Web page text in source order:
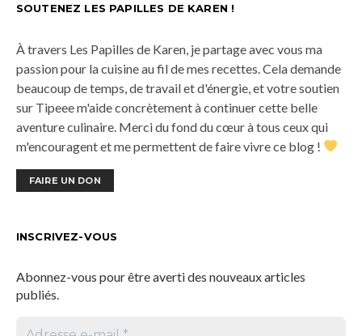
SOUTENEZ LES PAPILLES DE KAREN !
À travers Les Papilles de Karen, je partage avec vous ma
passion pour la cuisine au fil de mes recettes. Cela demande
beaucoup de temps, de travail et d'énergie, et votre soutien
sur Tipeee m'aide concrètement à continuer cette belle
aventure culinaire. Merci du fond du cœur à tous ceux qui
m'encouragent et me permettent de faire vivre ce blog !
FAIRE UN DON
INSCRIVEZ-VOUS
Abonnez-vous pour être averti des nouveaux articles
publiés.